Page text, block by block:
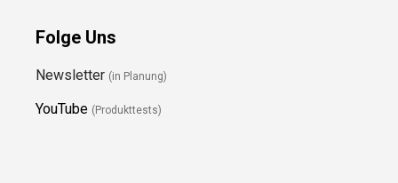
Folge Uns
Newsletter (in Planung)
YouTube (Produkttests)